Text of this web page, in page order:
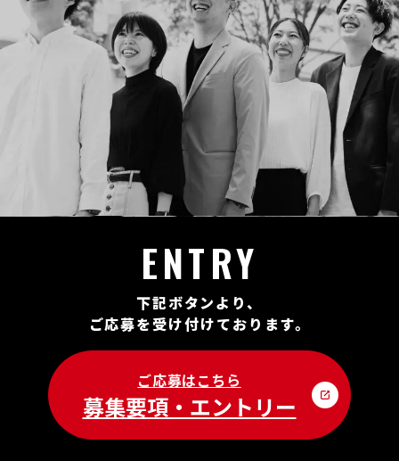
ENTRY
下記ボタンより、
ご応募を受け付けております。
ご応募はこちら
募集要項・エントリー